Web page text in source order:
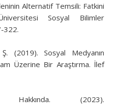
Alternatif Temsili: Fatkini
Sosyal Bilimler
322.
(2019). Sosyal Medyanın
Üzerine Bir Araştırma. İlef
(2023).